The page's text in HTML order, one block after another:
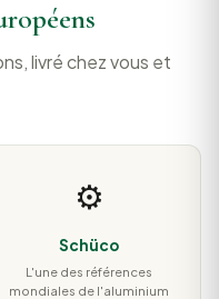
livré chez vous et
⚙️
Schüco
L'une des références
mondiales de l'aluminium